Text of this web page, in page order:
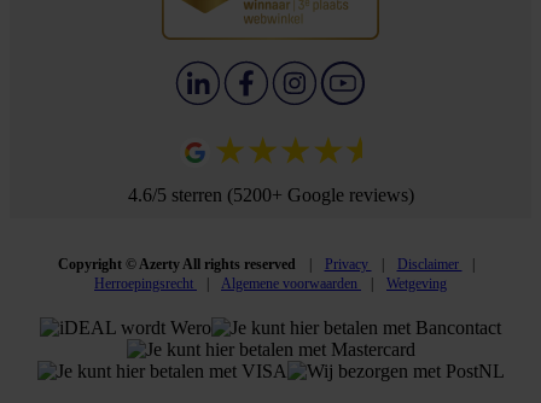
4.6/5 sterren (5200+ Google reviews)
Copyright © Azerty All rights reserved Privacy
Disclaimer
Herroepingsrecht
Algemene voorwaarden Wetgeving